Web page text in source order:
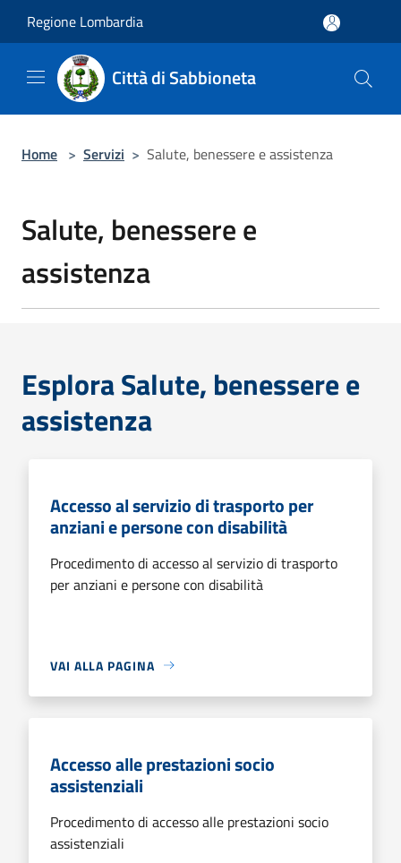
Regione Lombardia
Città di Sabbioneta
Home > Servizi > Salute, benessere e assistenza
Salute, benessere e
assistenza
Esplora Salute, benessere e
assistenza
Accesso al servizio di trasporto per
anziani e persone con disabilità
Procedimento di accesso al servizio di trasporto
per anziani e persone con disabilità
VAI ALLA PAGINA
Accesso alle prestazioni socio
assistenziali
Procedimento di accesso alle prestazioni socio
assistenziali